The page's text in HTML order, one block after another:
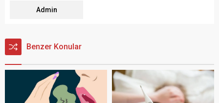
Admin
Benzer Konular